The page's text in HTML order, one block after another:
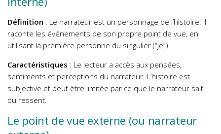
Définition : Le narrateur est un personnage de l’histoire. Il
raconte les événements de son propre point de vue, en
utilisant la première personne du singulier (“je”).
Caractéristiques : Le lecteur a accès aux pensées,
sentiments et perceptions du narrateur. L’histoire est
subjective et peut être limitée par ce que le narrateur sait
ou ressent.
Le point de vue externe (ou narrateur